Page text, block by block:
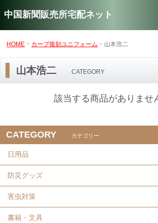
中国新聞販売所宅配ネット
HOME カープ復刻ユニフォーム 山本浩二
山本浩二 CATEGORY
該当する商品がありませ
CATEGORY カテゴリー
日用品
防災グッズ
害虫対策
書籍・文具